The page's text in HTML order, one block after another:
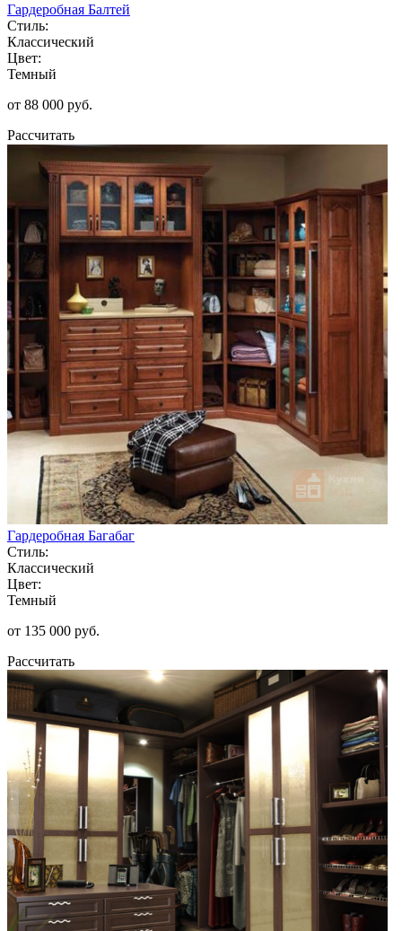
Гардеробная Балтей
Стиль:
Классический
Цвет:
Темный
от 88 000 руб.
Рассчитать
Гардеробная Багабаг
Стиль:
Классический
Цвет:
Темный
от 135 000 руб.
Рассчитать